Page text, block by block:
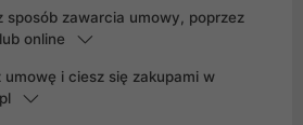
sposób zawarcia umowy, poprzez
online
umowę i ciesz się zakupami w